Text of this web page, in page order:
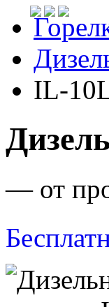
IL-
— от